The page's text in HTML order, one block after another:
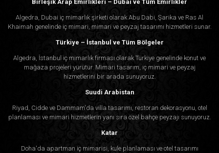
Birleşik Arap Emirlikleri – Dubai ve Tüm Emirlikler
Algedra, Dubai iç mimarlık şirketi olarak Abu Dabi, Şarika ve Ras Al
Khaimah genelinde iç mimari, mimari ve peyzaj tasarımı hizmetleri sunar.
Türkiye – İstanbul ve Tüm Bölgeler
Algedra, İstanbul iç mimarlık firması olarak Türkiye genelinde konut ve
mağaza projeleri yürütür. Mimari tasarım, iç mimari ve peyzaj
hizmetlerini bir arada sunuyoruz.
Suudi Arabistan
Riyad, Cidde ve Dammam'da villa tasarımı, restoran dekorasyonu, otel
planlaması ve mimari hizmetlerin yanı sıra özel bahçe peyzajı sunuyoruz.
Katar
Doha'da apartman iç mimarisi, kule planlaması ve otel tasarımı